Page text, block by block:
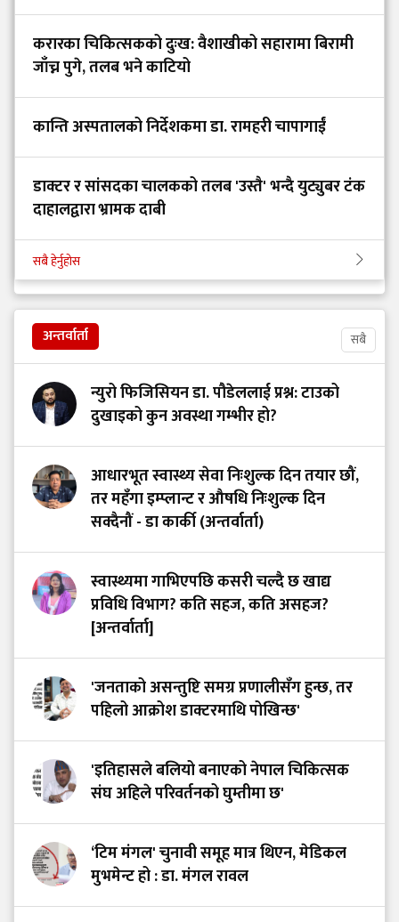
करारका चिकित्सकको दुःख: वैशाखीको सहारामा बिरामी
जाँच्न पुगे, तलब भने काटियो
कान्ति अस्पतालको निर्देशकमा डा. रामहरी चापागाईं
डाक्टर र सांसदका चालकको तलब 'उस्तै' भन्दै युट्युबर टंक
दाहालद्वारा भ्रामक दाबी
सबै हेर्नुहोस
अन्तर्वार्ता सबै
न्युरो फिजिसियन डा. पौडेललाई प्रश्न: टाउको
दुखाइको कुन अवस्था गम्भीर हो?
आधारभूत स्वास्थ्य सेवा निःशुल्क दिन तयार छौं,
तर महँगा इम्प्लान्ट र औषधि निःशुल्क दिन
सक्दैनौं - डा कार्की (अन्तर्वार्ता)
स्वास्थ्यमा गाभिएपछि कसरी चल्दै छ खाद्य
प्रविधि विभाग? कति सहज, कति असहज?
[अन्तर्वार्ता]
'जनताको असन्तुष्टि समग्र प्रणालीसँग हुन्छ, तर
पहिलो आक्रोश डाक्टरमाथि पोखिन्छ'
'इतिहासले बलियो बनाएको नेपाल चिकित्सक
संघ अहिले परिवर्तनको घुम्तीमा छ'
‘टिम मंगल' चुनावी समूह मात्र थिएन, मेडिकल
मुभमेन्ट हो : डा. मंगल रावल